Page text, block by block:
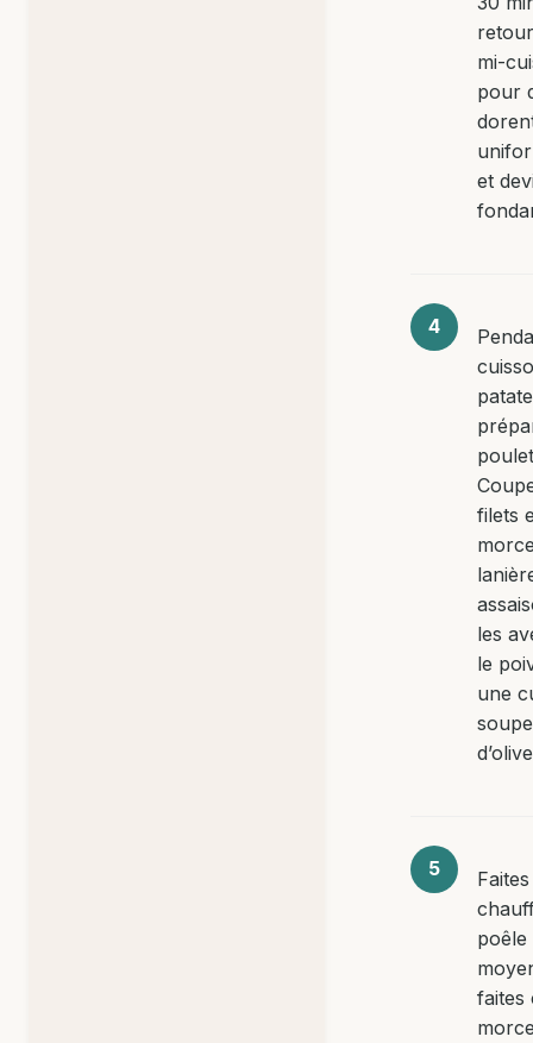
mi-
pour
et
filets
les
le
une
Faites
faites